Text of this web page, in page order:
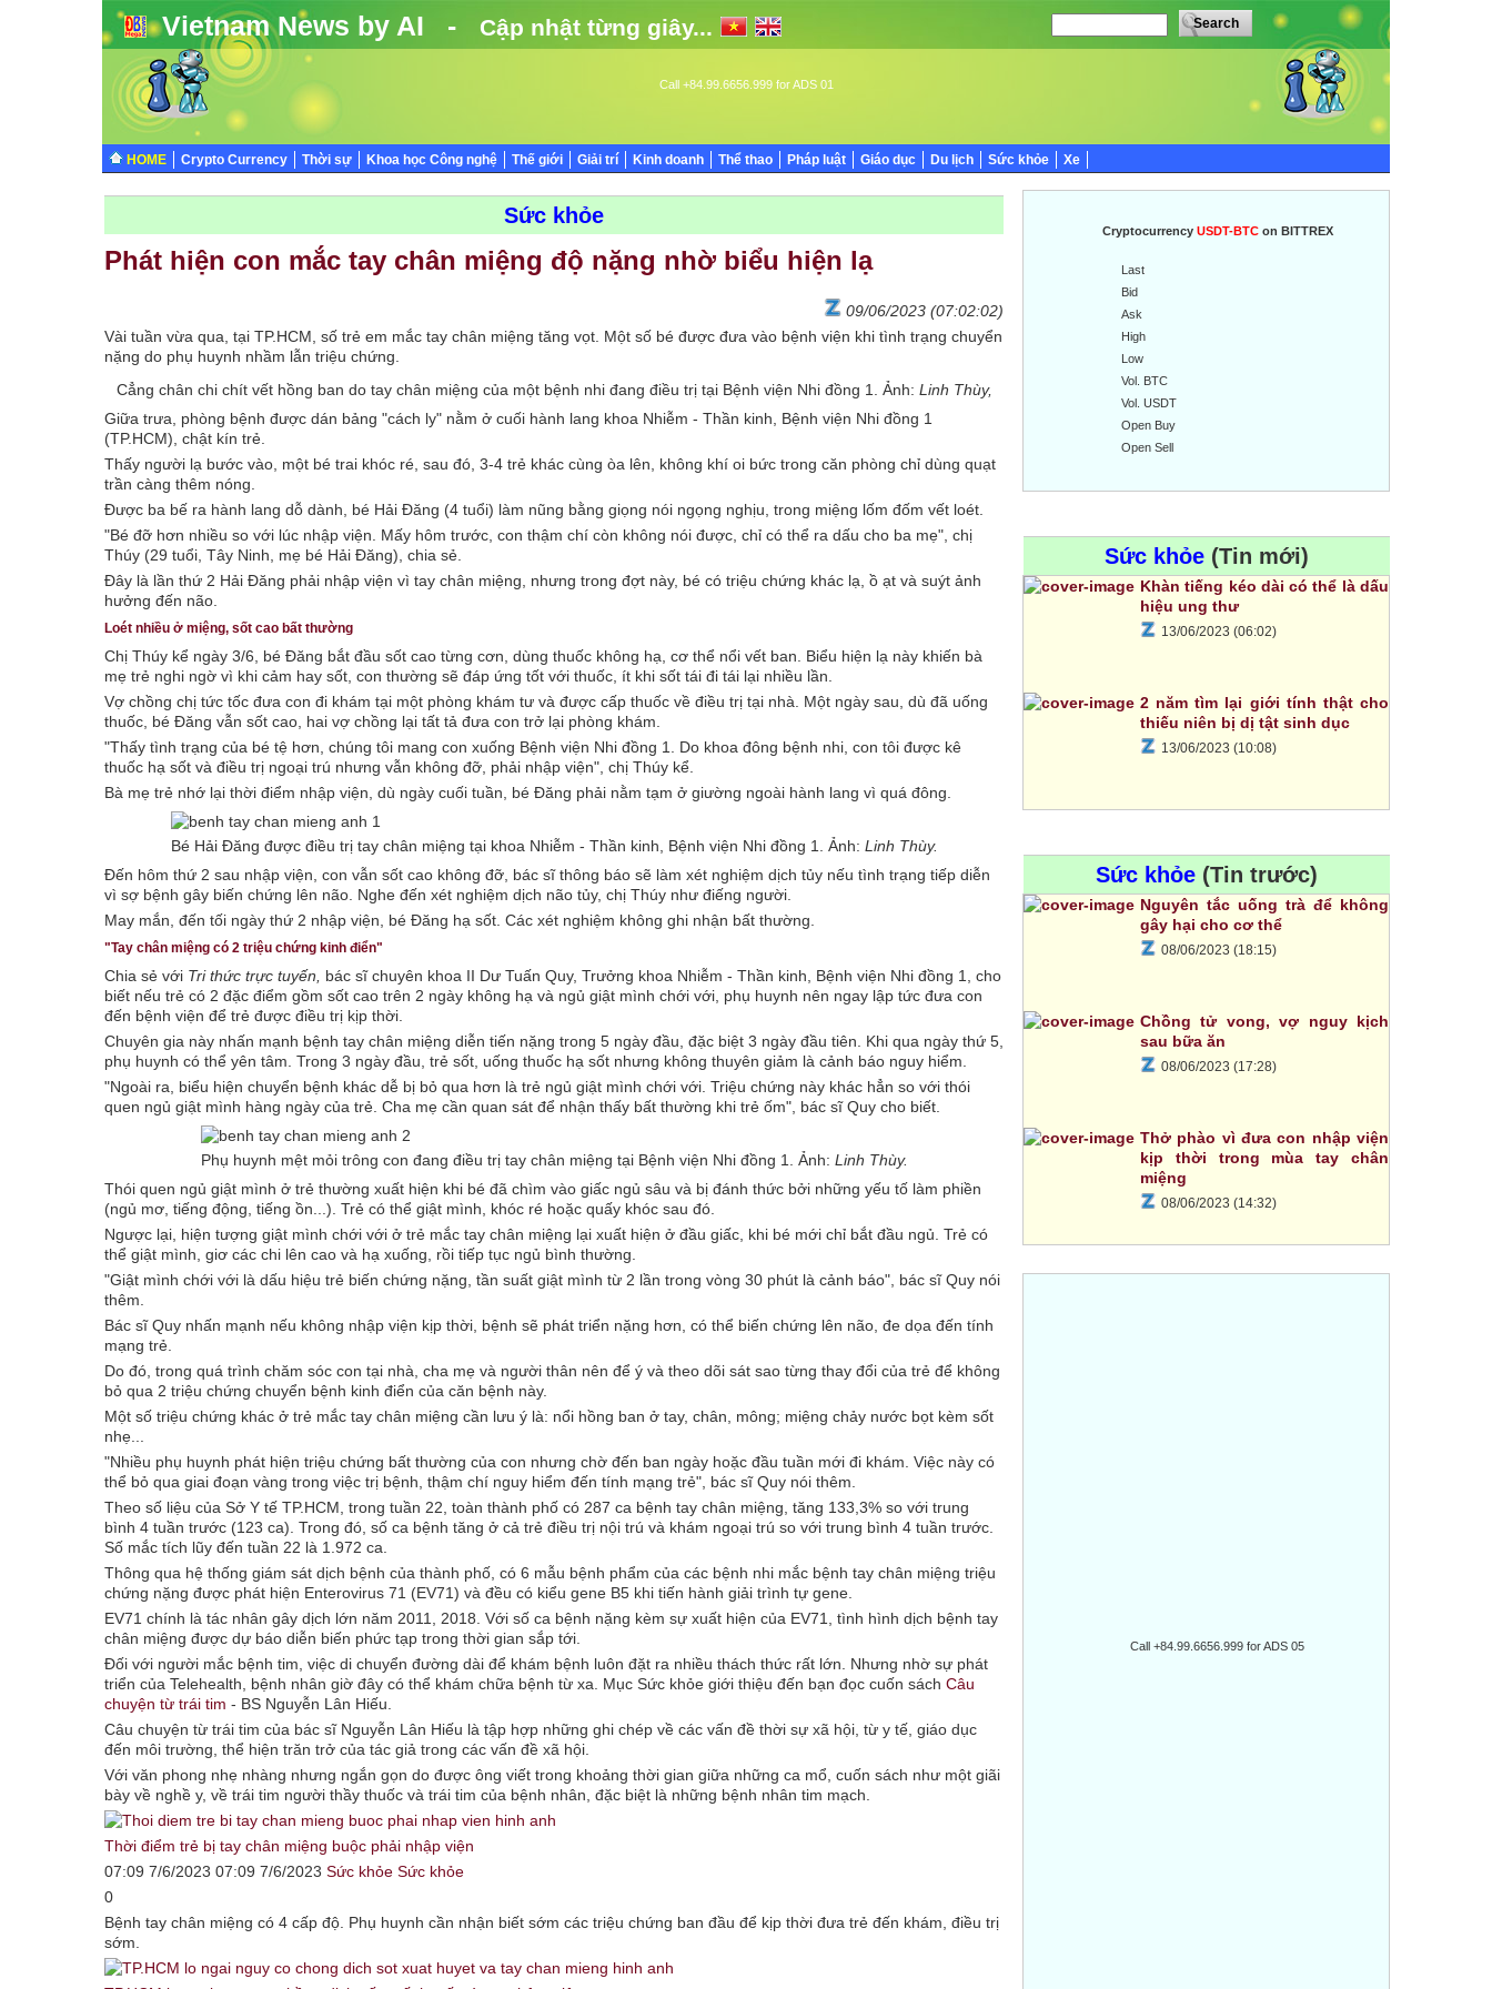
Vietnam News by AI - Cập nhật từng giây...
Call +84.99.6656.999 for ADS 01
HOME Crypto Currency Thời sự Khoa học Công nghệ Thế giới Giải trí Kinh doanh Thể thao Pháp luật Giáo dục Du lịch Sức khỏe Xe
Sức khỏe
Phát hiện con mắc tay chân miệng độ nặng nhờ biểu hiện lạ
09/06/2023 (07:02:02)
Vài tuần vừa qua, tại TP.HCM, số trẻ em mắc tay chân miệng tăng vọt. Một số bé được đưa vào bệnh viện khi tình trạng chuyển
nặng do phụ huynh nhầm lẫn triệu chứng.
Cẳng chân chi chít vết hồng ban do tay chân miệng của một bệnh nhi đang điều trị tại Bệnh viện Nhi đồng 1. Ảnh: Linh Thùy,
Giữa trưa, phòng bệnh được dán bảng "cách ly" nằm ở cuối hành lang khoa Nhiễm - Thần kinh, Bệnh viện Nhi đồng 1
(TP.HCM), chật kín trẻ.
Thấy người lạ bước vào, một bé trai khóc ré, sau đó, 3-4 trẻ khác cùng òa lên, không khí oi bức trong căn phòng chỉ dùng quạt
trần càng thêm nóng.
Được ba bế ra hành lang dỗ dành, bé Hải Đăng (4 tuổi) làm nũng bằng giọng nói ngọng nghịu, trong miệng lốm đốm vết loét.
"Bé đỡ hơn nhiều so với lúc nhập viện. Mấy hôm trước, con thậm chí còn không nói được, chỉ có thể ra dấu cho ba mẹ", chị
Thúy (29 tuổi, Tây Ninh, mẹ bé Hải Đăng), chia sẻ.
Đây là lần thứ 2 Hải Đăng phải nhập viện vì tay chân miệng, nhưng trong đợt này, bé có triệu chứng khác lạ, ồ ạt và suýt ảnh
hưởng đến não.
Loét nhiều ở miệng, sốt cao bất thường
Chị Thúy kể ngày 3/6, bé Đăng bắt đầu sốt cao từng cơn, dùng thuốc không hạ, cơ thể nổi vết ban. Biểu hiện lạ này khiến bà
mẹ trẻ nghi ngờ vì khi cảm hay sốt, con thường sẽ đáp ứng tốt với thuốc, ít khi sốt tái đi tái lại nhiều lần.
Vợ chồng chị tức tốc đưa con đi khám tại một phòng khám tư và được cấp thuốc về điều trị tại nhà. Một ngày sau, dù đã uống
thuốc, bé Đăng vẫn sốt cao, hai vợ chồng lại tất tả đưa con trở lại phòng khám.
"Thấy tình trạng của bé tệ hơn, chúng tôi mang con xuống Bệnh viện Nhi đồng 1. Do khoa đông bệnh nhi, con tôi được kê
thuốc hạ sốt và điều trị ngoại trú nhưng vẫn không đỡ, phải nhập viện", chị Thúy kể.
Bà mẹ trẻ nhớ lại thời điểm nhập viện, dù ngày cuối tuần, bé Đăng phải nằm tạm ở giường ngoài hành lang vì quá đông.
Bé Hải Đăng được điều trị tay chân miệng tại khoa Nhiễm - Thần kinh, Bệnh viện Nhi đồng 1. Ảnh: Linh Thùy.
Đến hôm thứ 2 sau nhập viện, con vẫn sốt cao không đỡ, bác sĩ thông báo sẽ làm xét nghiệm dịch tủy nếu tình trạng tiếp diễn
vì sợ bệnh gây biến chứng lên não. Nghe đến xét nghiệm dịch não tủy, chị Thúy như điếng người.
May mắn, đến tối ngày thứ 2 nhập viện, bé Đăng hạ sốt. Các xét nghiệm không ghi nhận bất thường.
"Tay chân miệng có 2 triệu chứng kinh điển"
Chia sẻ với Tri thức trực tuyến, bác sĩ chuyên khoa II Dư Tuấn Quy, Trưởng khoa Nhiễm - Thần kinh, Bệnh viện Nhi đồng 1, cho
biết nếu trẻ có 2 đặc điểm gồm sốt cao trên 2 ngày không hạ và ngủ giật mình chới với, phụ huynh nên ngay lập tức đưa con
đến bệnh viện để trẻ được điều trị kịp thời.
Chuyên gia này nhấn mạnh bệnh tay chân miệng diễn tiến nặng trong 5 ngày đầu, đặc biệt 3 ngày đầu tiên. Khi qua ngày thứ 5,
phụ huynh có thể yên tâm. Trong 3 ngày đầu, trẻ sốt, uống thuốc hạ sốt nhưng không thuyên giảm là cảnh báo nguy hiểm.
"Ngoài ra, biểu hiện chuyển bệnh khác dễ bị bỏ qua hơn là trẻ ngủ giật mình chới với. Triệu chứng này khác hẳn so với thói
quen ngủ giật mình hàng ngày của trẻ. Cha mẹ cần quan sát để nhận thấy bất thường khi trẻ ốm", bác sĩ Quy cho biết.
Phụ huynh mệt mỏi trông con đang điều trị tay chân miệng tại Bệnh viện Nhi đồng 1. Ảnh: Linh Thùy.
Thói quen ngủ giật mình ở trẻ thường xuất hiện khi bé đã chìm vào giấc ngủ sâu và bị đánh thức bởi những yếu tố làm phiền
(ngủ mơ, tiếng động, tiếng ồn...). Trẻ có thể giật mình, khóc ré hoặc quấy khóc sau đó.
Ngược lại, hiện tượng giật mình chới với ở trẻ mắc tay chân miệng lại xuất hiện ở đầu giấc, khi bé mới chỉ bắt đầu ngủ. Trẻ có
thể giật mình, giơ các chi lên cao và hạ xuống, rồi tiếp tục ngủ bình thường.
"Giật mình chới với là dấu hiệu trẻ biến chứng nặng, tần suất giật mình từ 2 lần trong vòng 30 phút là cảnh báo", bác sĩ Quy nói
thêm.
Bác sĩ Quy nhấn mạnh nếu không nhập viện kịp thời, bệnh sẽ phát triển nặng hơn, có thể biến chứng lên não, đe dọa đến tính
mạng trẻ.
Do đó, trong quá trình chăm sóc con tại nhà, cha mẹ và người thân nên để ý và theo dõi sát sao từng thay đổi của trẻ để không
bỏ qua 2 triệu chứng chuyển bệnh kinh điển của căn bệnh này.
Một số triệu chứng khác ở trẻ mắc tay chân miệng cần lưu ý là: nổi hồng ban ở tay, chân, mông; miệng chảy nước bọt kèm sốt
nhẹ...
"Nhiều phụ huynh phát hiện triệu chứng bất thường của con nhưng chờ đến ban ngày hoặc đầu tuần mới đi khám. Việc này có
thể bỏ qua giai đoạn vàng trong việc trị bệnh, thậm chí nguy hiểm đến tính mạng trẻ", bác sĩ Quy nói thêm.
Theo số liệu của Sở Y tế TP.HCM, trong tuần 22, toàn thành phố có 287 ca bệnh tay chân miệng, tăng 133,3% so với trung
bình 4 tuần trước (123 ca). Trong đó, số ca bệnh tăng ở cả trẻ điều trị nội trú và khám ngoại trú so với trung bình 4 tuần trước.
Số mắc tích lũy đến tuần 22 là 1.972 ca.
Thông qua hệ thống giám sát dịch bệnh của thành phố, có 6 mẫu bệnh phẩm của các bệnh nhi mắc bệnh tay chân miệng triệu
chứng nặng được phát hiện Enterovirus 71 (EV71) và đều có kiểu gene B5 khi tiến hành giải trình tự gene.
EV71 chính là tác nhân gây dịch lớn năm 2011, 2018. Với số ca bệnh nặng kèm sự xuất hiện của EV71, tình hình dịch bệnh tay
chân miệng được dự báo diễn biến phức tạp trong thời gian sắp tới.
Đối với người mắc bệnh tim, việc di chuyển đường dài để khám bệnh luôn đặt ra nhiều thách thức rất lớn. Nhưng nhờ sự phát
triển của Telehealth, bệnh nhân giờ đây có thể khám chữa bệnh từ xa. Mục Sức khỏe giới thiệu đến bạn đọc cuốn sách Câu
chuyện từ trái tim - BS Nguyễn Lân Hiếu.
Câu chuyện từ trái tim của bác sĩ Nguyễn Lân Hiếu là tập hợp những ghi chép về các vấn đề thời sự xã hội, từ y tế, giáo dục
đến môi trường, thể hiện trăn trở của tác giả trong các vấn đề xã hội.
Với văn phong nhẹ nhàng nhưng ngắn gọn do được ông viết trong khoảng thời gian giữa những ca mổ, cuốn sách như một giãi
bày về nghề y, về trái tim người thầy thuốc và trái tim của bệnh nhân, đặc biệt là những bệnh nhân tim mạch.
Thời điểm trẻ bị tay chân miệng buộc phải nhập viện
07:09 7/6/2023 07:09 7/6/2023 Sức khỏe Sức khỏe
0
Bệnh tay chân miệng có 4 cấp độ. Phụ huynh cần nhận biết sớm các triệu chứng ban đầu để kịp thời đưa trẻ đến khám, điều trị
sớm.
Cryptocurrency USDT-BTCon BITTREX
Last
Bid
Ask
High
Low
Vol. BTC
Vol. USDT
Open Buy
Open Sell
Sức khỏe (Tin mới)
Khàn tiếng kéo dài có thể là dấu
hiệu ung thư
13/06/2023 (06:02)
2 năm tìm lại giới tính thật cho
thiếu niên bị dị tật sinh dục
13/06/2023 (10:08)
Sức khỏe (Tin trước)
Nguyên tắc uống trà để không
gây hại cho cơ thể
08/06/2023 (18:15)
Chồng tử vong, vợ nguy kịch
sau bữa ăn
08/06/2023 (17:28)
Thở phào vì đưa con nhập viện
kịp thời trong mùa tay chân
miệng
08/06/2023 (14:32)
Call +84.99.6656.999 for ADS 05